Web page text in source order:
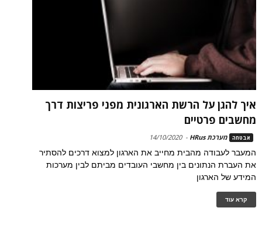
איך להגן על הרשת הארגונית מפני פריצות דרך
מחשבים פרטיים
אבטחה מערכת HRus -
14/10/2020
המעבר לעבודה מהבית מחייב את הארגון למצוא דרכים להסתיר
את העברת הנתונים בין מחשבי העובדים מביתם לבין מערכות
המידע של הארגון
קרא עוד